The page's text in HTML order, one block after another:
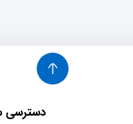
دسترسی